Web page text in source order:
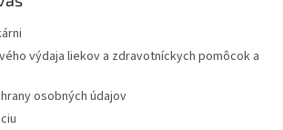
výdaja liekov a zdravotníckych pomôcok a
osobných údajov